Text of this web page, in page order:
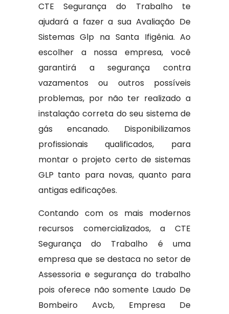
CTE Segurança do Trabalho te
ajudará a fazer a sua Avaliação De
Sistemas Glp na Santa Ifigênia. Ao
escolher a nossa empresa, você
garantirá a segurança contra
vazamentos ou outros possíveis
problemas, por não ter realizado a
instalação correta do seu sistema de
gás encanado. Disponibilizamos
profissionais qualificados, para
montar o projeto certo de sistemas
GLP tanto para novas, quanto para
antigas edificações.
Contando com os mais modernos
recursos comercializados, a CTE
Segurança do Trabalho é uma
empresa que se destaca no setor de
Assessoria e segurança do trabalho
pois oferece não somente Laudo De
Bombeiro Avcb, Empresa De